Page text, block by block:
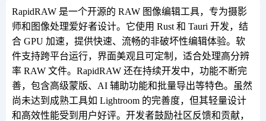
RapidRAW 是一个开源的 RAW 图像编辑工具，专为摄影
师和图像处理爱好者设计。它使用 Rust 和 Tauri 开发，结
合 GPU 加速，提供快速、流畅的非破坏性编辑体验。软
件支持跨平台运行，界面美观且可定制，适合处理高分辨
率 RAW 文件。RapidRAW 还在持续开发中，功能不断完
善，包含高级蒙版、AI 辅助功能和批量导出等特色。虽然
尚未达到成熟工具如 Lightroom 的完善度，但其轻量设计
和高效性能受到用户好评。开发者鼓励社区反馈和贡献，